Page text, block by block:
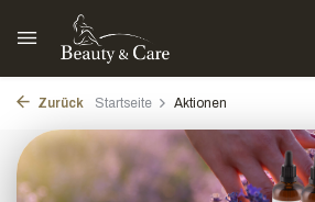
Zurück Startseite Aktionen